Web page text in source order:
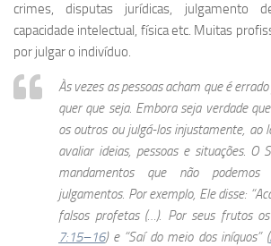
crimes, disputas jurídicas, julgamento
capacidade intelectual, física etc. Muitas
por julgar o indivíduo.
Às vezes as pessoas acham que é
quer que seja. Embora seja verdade
os outros ou julgá-los injustamente, ao
avaliar ideias, pessoas e situações. O
mandamentos que não
julgamentos. Por exemplo, Ele disse:
falsos profetas (…). Por seus frutos os
7:15–16) e “Saí do meio dos iníquos” (